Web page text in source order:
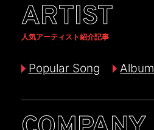
ARTIST
人気アーティスト紹介記事
Popular Song Album